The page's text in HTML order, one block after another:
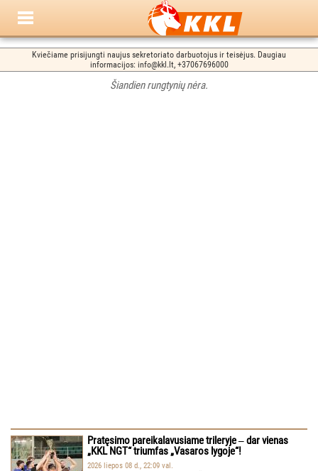
Kviečiame prisijungti naujus sekretoriato darbuotojus ir teisėjus. Daugiau
informacijos: info@kkl.lt, +37067696000
Šiandien rungtynių nėra.
Pratęsimo pareikalavusiame trileryje ‒ dar vienas
„KKL NGT“ triumfas „Vasaros lygoje“!
2026 liepos 08 d., 22:09 val.